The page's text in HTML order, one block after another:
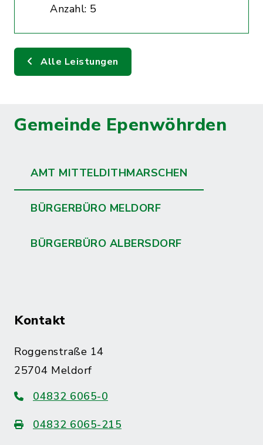
Anzahl: 5
Alle Leistungen
Gemeinde Epenwöhrden
AMT MITTELDITHMARSCHEN
BÜRGERBÜRO MELDORF
BÜRGERBÜRO ALBERSDORF
Kontakt
Roggenstraße 14
25704 Meldorf
04832 6065-0
04832 6065-215